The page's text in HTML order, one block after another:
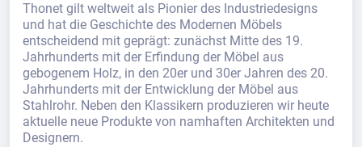
Thonet gilt weltweit als Pionier des Industriedesigns
und hat die Geschichte des Modernen Möbels
entscheidend mit geprägt: zunächst Mitte des 19.
Jahrhunderts mit der Erfindung der Möbel aus
gebogenem Holz, in den 20er und 30er Jahren des 20.
Jahrhunderts mit der Entwicklung der Möbel aus
Stahlrohr. Neben den Klassikern produzieren wir heute
aktuelle neue Produkte von namhaften Architekten und
Designern.